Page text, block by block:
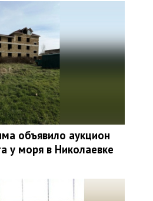
объявило аукцион
у моря в Николаевке